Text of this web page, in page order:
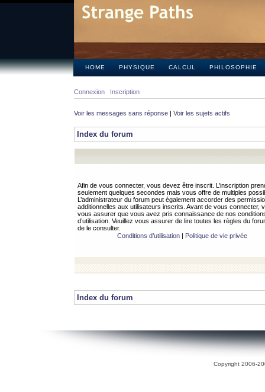
HOME PHYSIQUE CALCUL PHILOSOPHIE
Connexion Inscription
Voir les messages sans réponse | Voir les sujets actifs
Index du forum
Afin de vous connecter, vous devez être inscrit. L’inscription
seulement quelques secondes mais vous offre de multiples
L’administrateur du forum peut également accorder des
additionnelles aux utilisateurs inscrits. Avant de vous connecter,
vous assurer que vous avez pris connaissance de nos
d’utilisation. Veuillez vous assurer de lire toutes les règles du
de le consulter.
Conditions d’utilisation| Politique de vie privée
Index du forum
Copyright 2006-